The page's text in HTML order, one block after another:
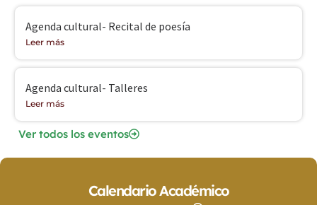
Agenda cultural- Recital de poesía
Leer más
Agenda cultural- Talleres
Leer más
Ver todos los eventos
Calendario Académico